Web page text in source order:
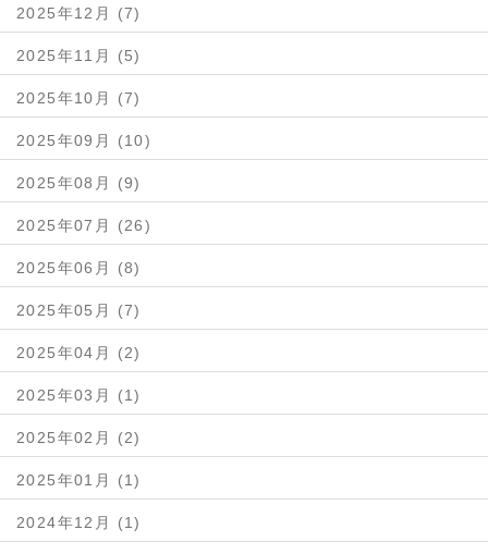
2025年12月 (7)
2025年11月 (5)
2025年10月 (7)
2025年09月 (10)
2025年08月 (9)
2025年07月 (26)
2025年06月 (8)
2025年05月 (7)
2025年04月 (2)
2025年03月 (1)
2025年02月 (2)
2025年01月 (1)
2024年12月 (1)